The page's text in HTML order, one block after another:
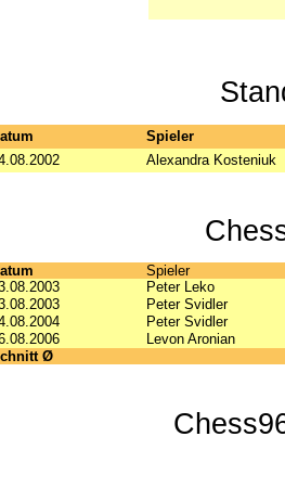
Spieler
Alexandra Kosteniuk
Spieler
Peter Leko
Peter Svidler
Peter Svidler
Levon Aronian
Ø